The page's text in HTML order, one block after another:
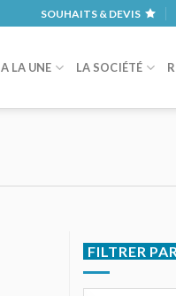
SOUHAITS & DEVIS
A LA UNE LA SOCIÉTÉ
FILTRER